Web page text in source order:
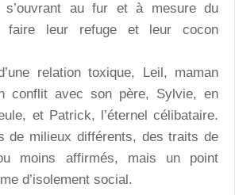
s’ouvrant au fur et à mesure du
faire leur refuge et leur cocon
relation toxique, Leil, maman
conflit avec son père, Sylvie, en
et Patrick, l’éternel célibataire.
de milieux différents, des traits de
moins affirmés, mais un point
d’isolement social.